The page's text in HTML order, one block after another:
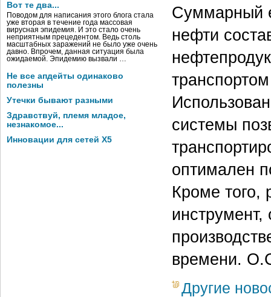
Вот те два...
Поводом для написания этого блога стала
уже вторая в течение года массовая
вирусная эпидемия. И это стало очень
неприятным прецедентом. Ведь столь
масштабных заражений не было уже очень
давно. Впрочем, данная ситуация была
ожидаемой. Эпидемию вызвали …
Не все апдейты одинаково
полезны
Утечки бывают разными
Здравствуй, племя младое,
незнакомое...
Инновации для сетей X5
Суммарный
нефти
системы
оптимален
Кроме того,
времени.
Другие